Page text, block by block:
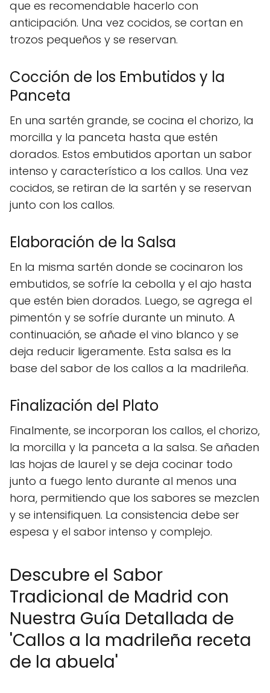
que es recomendable hacerlo con
anticipación. Una vez cocidos, se cortan en
trozos pequeños y se reservan.
Cocción de los Embutidos y la
Panceta
En una sartén grande, se cocina el chorizo, la
morcilla y la panceta hasta que estén
dorados. Estos embutidos aportan un sabor
intenso y característico a los callos. Una vez
cocidos, se retiran de la sartén y se reservan
junto con los callos.
Elaboración de la Salsa
En la misma sartén donde se cocinaron los
embutidos, se sofríe la cebolla y el ajo hasta
que estén bien dorados. Luego, se agrega el
pimentón y se sofríe durante un minuto. A
continuación, se añade el vino blanco y se
deja reducir ligeramente. Esta salsa es la
base del sabor de los callos a la madrileña.
Finalización del Plato
Finalmente, se incorporan los callos, el chorizo,
la morcilla y la panceta a la salsa. Se añaden
las hojas de laurel y se deja cocinar todo
junto a fuego lento durante al menos una
hora, permitiendo que los sabores se mezclen
y se intensifiquen. La consistencia debe ser
espesa y el sabor intenso y complejo.
Descubre el Sabor
Tradicional de Madrid con
Nuestra Guía Detallada de
'Callos a la madrileña receta
de la abuela'